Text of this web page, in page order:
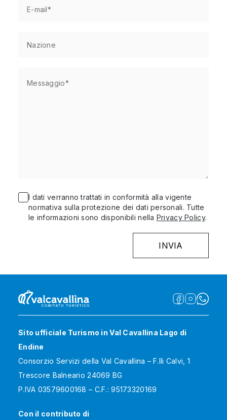
I dati verranno trattati in conformità alla vigente
normativa sulla protezione dei dati personali. Tutte
le informazioni sono disponibili nella Privacy Policy.
Sito ufficiale Turismo in Val Cavallina Lago di
Endine
Consorzio Servizi della Val Cavallina – F.lli Calvi, 1
Trescore Balneario 24069 BG
P.IVA 03579600168 – C.F.: 95173320169
Con il contributo di